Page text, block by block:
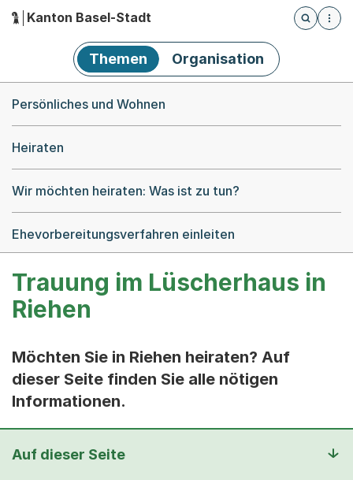
Hauptnavigation
Kanton Basel-Stadt
Öffnet
Themen Organisation
Persönliches und Wohnen
Heiraten
Wir möchten heiraten: Was ist zu tun?
Ehevorbereitungsverfahren einleiten
Trauung im Lüscherhaus in
Riehen
Möchten Sie in Riehen heiraten? Auf
dieser Seite finden Sie alle nötigen
Informationen.
Auf dieser Seite